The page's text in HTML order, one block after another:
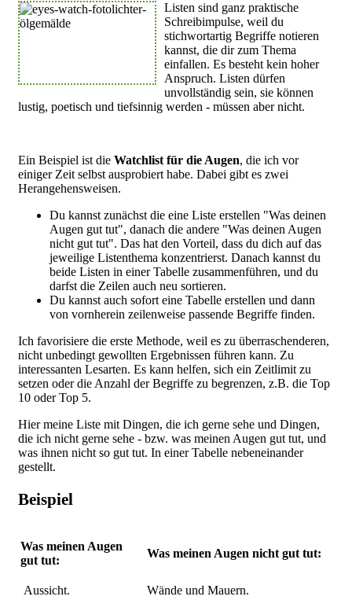
Listen sind ganz praktische
Schreibimpulse, weil du
stichwortartig Begriffe notieren
kannst, die dir zum Thema
einfallen. Es besteht kein hoher
Anspruch. Listen dürfen
unvollständig sein, sie können
lustig, poetisch und tiefsinnig werden - müssen aber nicht.
Ein Beispiel ist die Watchlist für die Augen, die ich vor
einiger Zeit selbst ausprobiert habe. Dabei gibt es zwei
Herangehensweisen.
Du kannst zunächst die eine Liste erstellen "Was deinen
Augen gut tut", danach die andere "Was deinen Augen
nicht gut tut". Das hat den Vorteil, dass du dich auf das
jeweilige Listenthema konzentrierst. Danach kannst du
beide Listen in einer Tabelle zusammenführen, und du
darfst die Zeilen auch neu sortieren.
Du kannst auch sofort eine Tabelle erstellen und dann
von vornherein zeilenweise passende Begriffe finden.
Ich favorisiere die erste Methode, weil es zu überraschenderen,
nicht unbedingt gewollten Ergebnissen führen kann. Zu
interessanten Lesarten. Es kann helfen, sich ein Zeitlimit zu
setzen oder die Anzahl der Begriffe zu begrenzen, z.B. die Top
10 oder Top 5.
Hier meine Liste mit Dingen, die ich gerne sehe und Dingen,
die ich nicht gerne sehe - bzw. was meinen Augen gut tut, und
was ihnen nicht so gut tut. In einer Tabelle nebeneinander
gestellt.
Beispiel
Was meinen Augen
gut tut:
Was meinen Augen nicht gut tut:
Aussicht.
Wände und Mauern.